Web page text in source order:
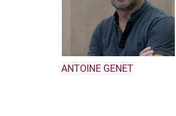
ANTOINE GENET